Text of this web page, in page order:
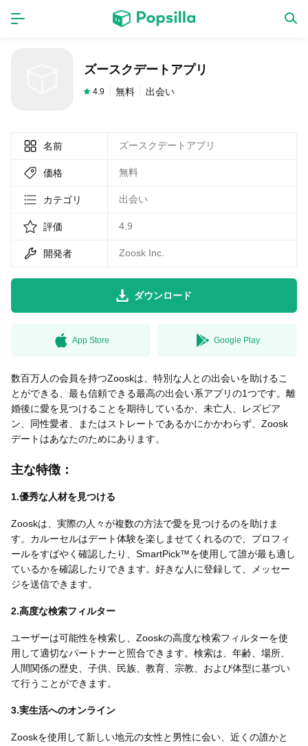
LINE無料スタンプ
無料猫ミーム
ズースクデートアプリ
4.9 無料 出会い
名前 ズースクデートアプリ
価格 無料
カテゴリ 出会い
評価 4.9
開発者 Zoosk Inc.
ダウンロード
App Store Google Play
数百万人の会員を持つZooskは、特別な人との出会いを助けるこ
とができる、最も信頼できる最高の出会い系アプリの1つです。離
婚後に愛を見つけることを期待しているか、未亡人、レズビア
ン、同性愛者、またはストレートであるかにかかわらず、Zoosk
デートはあなたのためにあります。
主な特徴：
1.優秀な人材を見つける
Zooskは、実際の人々が複数の方法で愛を見つけるのを助けま
す。カルーセルはデート体験を楽しませてくれるので、プロフィ
ールをすばやく確認したり、SmartPick™を使用して誰が最も適し
ているかを確認したりできます。好きな人に登録して、メッセー
ジを送信できます。
2.高度な検索フィルター
ユーザーは可能性を検索し、Zooskの高度な検索フィルターを使
用して適切なパートナーと照合できます。検索は、年齢、場所、
人間関係の歴史、子供、民族、教育、宗教、および体型に基づい
て行うことができます。
3.実生活へのオンライン
Zooskを使用して新しい地元の女性と男性に会い、近くの誰かと